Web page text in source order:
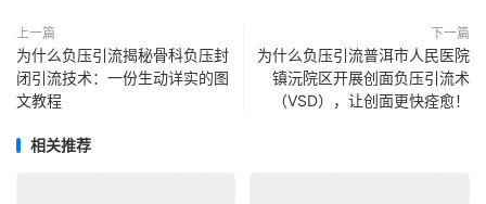
上一篇
为什么负压引流揭秘骨科负压封
闭引流技术：一份生动详实的图
文教程
下一篇
为什么负压引流普洱市人民医院
镇沅院区开展创面负压引流术
（VSD），让创面更快痊愈！
相关推荐